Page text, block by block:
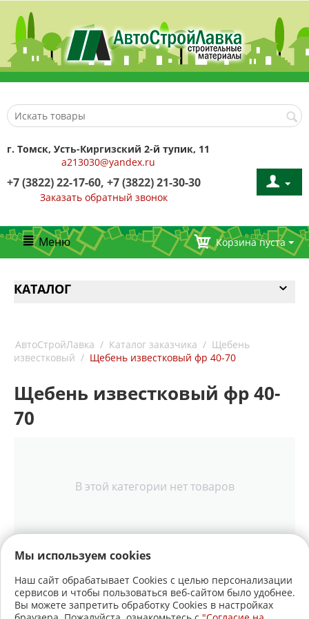
г. Томск, Усть-Киргизский 2-й тупик, 11
a213030@yandex.ru
+7 (3822) 22-17-60, +7 (3822) 21-30-30
Заказать обратный звонок
Меню Корзина пуста
КАТАЛОГ
АвтоСтройЛавка / Каталог заказчика / Щебень
известковый / Щебень известковый фр 40-70
Щебень известковый фр 40-
70
В этой категории нет товаров
+7 (3822)22-17-60
Мы используем cookies
Наш сайт обрабатывает Cookies с целью персонализации
сервисов и чтобы пользоваться веб-сайтом было удобнее.
Вы можете запретить обработку Cookies в настройках